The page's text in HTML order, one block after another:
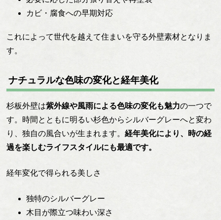
カビ・腐食への早期対応
これによって世代を越えて住まいを守る外壁素材となりま
す。
ナチュラルな色味の変化と経年美化
杉板外壁は紫外線や風雨による色味の変化も魅力の一つで
す。時間とともに明るい杉色からシルバーグレーへと変わ
り、独自の風合いが生まれます。経年美化により、時の経
過を楽しむライフスタイルにも最適です。
経年変化で得られる美しさ
独特のシルバーグレー
木目が際立つ味わい深さ